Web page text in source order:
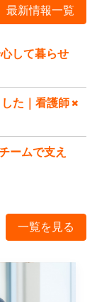
最新情報一覧
して暮らせ
た｜看護師 ×
ームで支え
一覧を見る